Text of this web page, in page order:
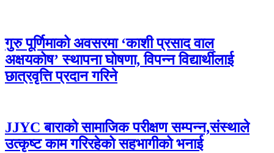
गुरु पूर्णिमाको अवसरमा ‘काशी प्रसाद वाल
अक्षयकोष’ स्थापना घोषणा, विपन्न विद्यार्थीलाई
छात्रवृत्ति प्रदान गरिने
JJYC बाराको सामाजिक परीक्षण सम्पन्न,संस्थाले
उत्कृष्ट काम गरिरहेको सहभागीको भनाई